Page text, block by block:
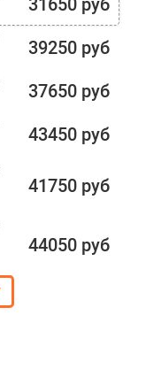
31650 руб
39250 руб
37650 руб
43450 руб
41750 руб
44050 руб